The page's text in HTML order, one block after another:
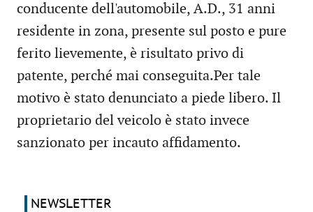
conducente dell'automobile, A.D., 31 anni
residente in zona, presente sul posto e pure
ferito lievemente, è risultato privo di
patente, perché mai conseguita.Per tale
motivo è stato denunciato a piede libero. Il
proprietario del veicolo è stato invece
sanzionato per incauto affidamento.
NEWSLETTER